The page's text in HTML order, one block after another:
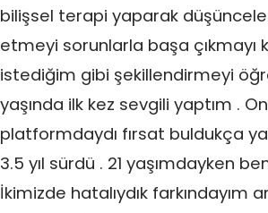
bilişsel terapi yaparak
etmeyi sorunlarla başa çıkmayı
istediğim gibi şekillendirmeyi
yaşında ilk kez sevgili yaptım .
platformdaydı fırsat buldukça
3.5 yıl sürdü . 21 yaşımdayken
İkimizde hatalıydık farkındayım